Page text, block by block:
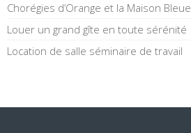
Chorégies d’Orange et la Maison Bleue
Louer un grand gîte en toute sérénité
Location de salle séminaire de travail